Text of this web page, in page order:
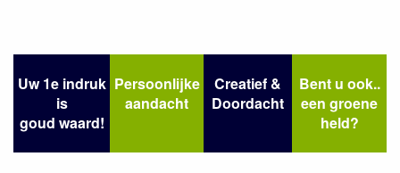
Uw 1e indruk
is
goud waard!
Persoonlijke
aandacht
Creatief &
Doordacht
Bent u ook..
een groene
held?